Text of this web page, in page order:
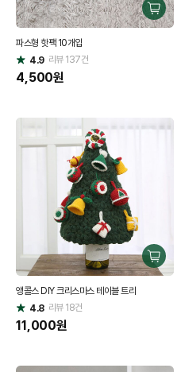
구
매
파스형 핫팩 10개입
별
점
4.9 리뷰137건
4,500원
구
매
앵콜스 DIY 크리스마스 테이블 트리
별
점
4.8 리뷰18건
11,000원